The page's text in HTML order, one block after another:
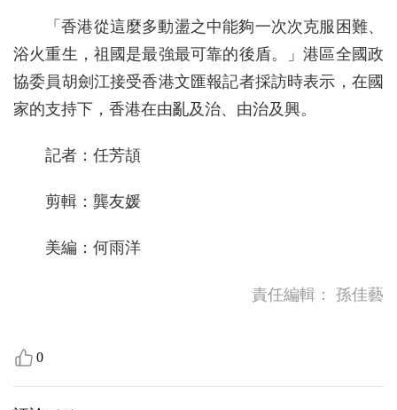
「香港從這麼多動盪之中能夠一次次克服困難、
浴火重生，祖國是最強最可靠的後盾。」港區全國政
協委員胡劍江接受香港文匯報記者採訪時表示，在國
家的支持下，香港在由亂及治、由治及興。
記者：任芳頡
剪輯：龔友媛
美編：何雨洋
責任編輯： 孫佳藝
0